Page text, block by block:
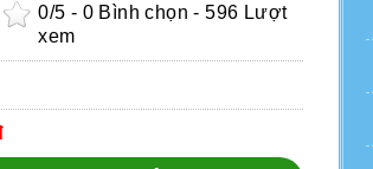
0/5 - 0 Bình chọn - 596 Lượt
xem